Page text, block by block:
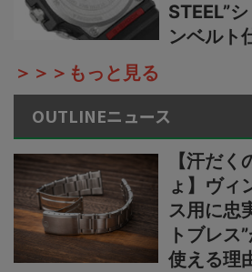
STEEL”
ンベルト
＞＞＞もっと見る
OUTLINEニュース
【汗だ
ょ】ヴィ
ス用に忠
トブレス
使える理